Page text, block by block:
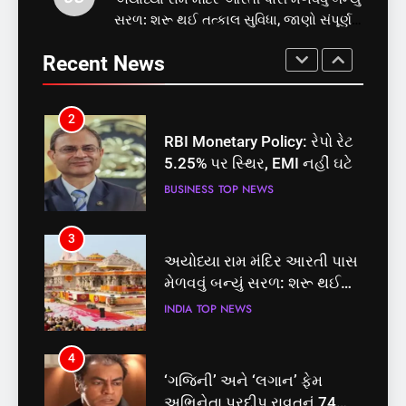
2
RBI Monetary Policy: રેપો રેટ
5.25% પર સ્થિર, EMI નહીં ઘટે
3
અયોધ્યા રામ મંદિર આરતી પાસ
મેળવવું બન્યું સરળ: શરૂ થઈ
તત્કાલ સુવિધા, જાણો સંપૂર્ણ
INDIA TOP NEWS
4
‘ગજિની’ અને ‘લગાન’ ફેમ
અભિનેતા પ્રદીપ રાવતનું 74
વર્ષની વયે નિધન, બ્લડ કેન્સર
ENTERTAINMENT
5
કોડીનારના છારા દરિયાકાંઠે પાંચ
સરળ: શરૂ થઈ તત્કાલ સુવિધા, જાણો સંપૂર્ણ
Recent News
સમાજવાદી પાર્ટીએ અયોધ્યા
બેઠક પરથી પવન પાંડેને 2027
માટે બનાવાયા ઉમેદવાર
2
RBI Monetary Policy: રેપો રેટ
5.25% પર સ્થિર, EMI નહીં ઘટે
BUSINESS TOP NEWS
3
અયોધ્યા રામ મંદિર આરતી પાસ
મેળવવું બન્યું સરળ: શરૂ થઈ
તત્કાલ સુવિધા, જાણો સંપૂર્ણ
INDIA TOP NEWS
4
‘ગજિની’ અને ‘લગાન’ ફેમ